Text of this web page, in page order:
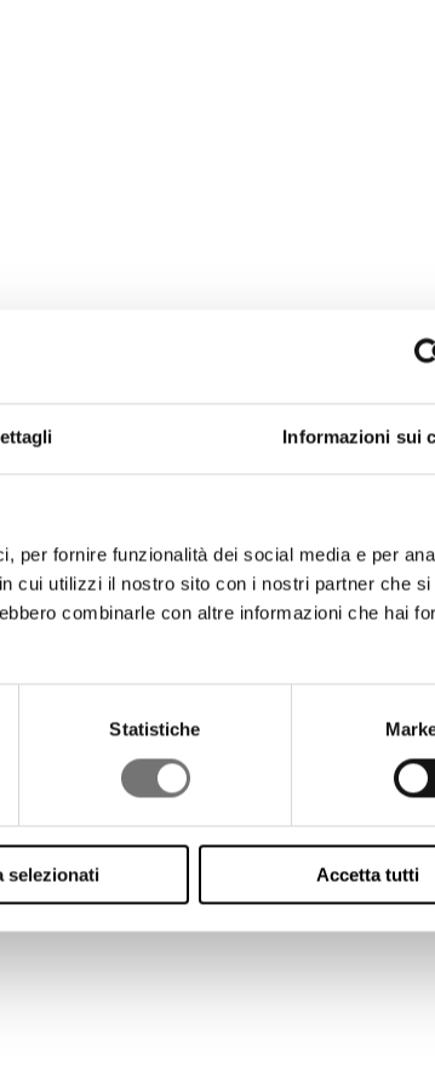
Informazioni sui
per fornire funzionalità dei social media e per
cui utilizzi il nostro sito con i nostri partner che
combinarle con altre informazioni che hai
Statistiche
selezionati Accetta tutti
pas disponible.